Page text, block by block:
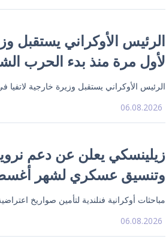
الرئيس الأوكراني يستقبل
لأول مرة منذ بدء الحرب
الرئيس الأوكراني يستقبل وزيرة خارجية لاتفيا
06.08.2026
زيلينسكي يعلن عن دعم
وتنسيق عسكري لشهر
مباحثات أوكرانية فنلندية لتأمين صواريخ
06.08.2026